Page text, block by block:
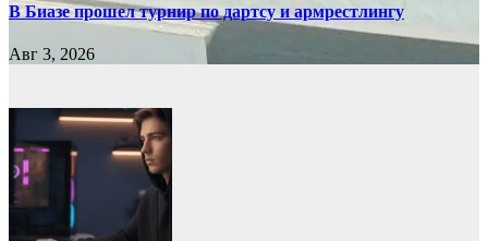
В Биазе прошел турнир по дартсу и армрестлингу
Авг 3, 2026